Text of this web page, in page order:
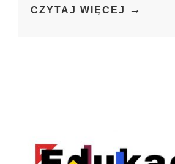
CZYTAJ WIĘCEJ →